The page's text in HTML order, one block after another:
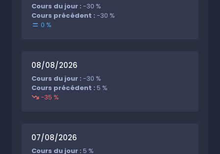
Cours du jour : -30 %
Cours précédent : -30 %
0 %
08/08/2026
Cours du jour : -30 %
Cours précédent : 5 %
-35 %
07/08/2026
Cours du jour : 5 %